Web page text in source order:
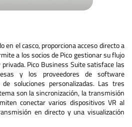
en el casco, proporciona acceso directo a
a los socios de Pico gestionar su flujo
Pico Business Suite satisface las
y los proveedores de software
soluciones personalizadas. Las tres
son la sincronización, la transmisión
conectar varios dispositivos VR al
en directo y una visualización